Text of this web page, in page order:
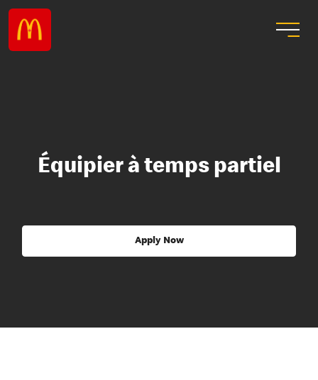
Équipier à temps partiel
Apply Now